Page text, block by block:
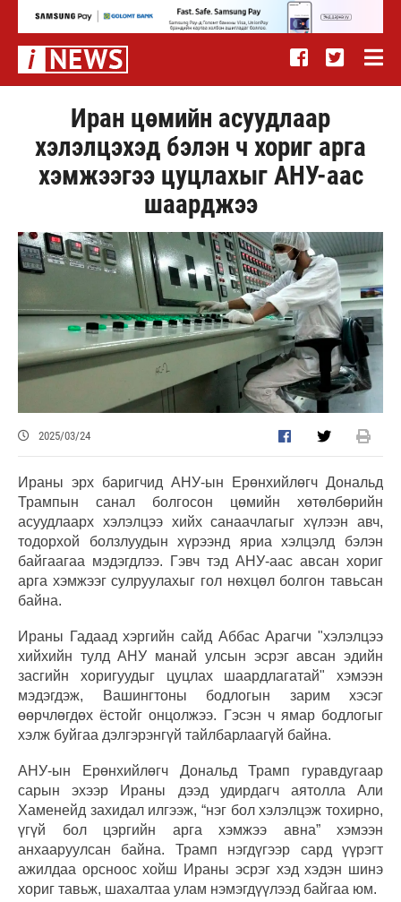
Иран цөмийн асуудлаар
хэлэлцэхэд бэлэн ч хориг арга
хэмжээгээ цуцлахыг АНУ-аас
шаарджээ
2025/03/24
Ираны эрх баригчид АНУ-ын Ерөнхийлөгч Дональд
Трампын санал болгосон цөмийн хөтөлбөрийн
асуудлаарх хэлэлцээ хийх санаачлагыг хүлээн авч,
тодорхой болзлуудын хүрээнд яриа хэлцэлд бэлэн
байгаагаа мэдэгдлээ. Гэвч тэд АНУ-аас авсан хориг
арга хэмжээг сулруулахыг гол нөхцөл болгон тавьсан
байна.
Ираны Гадаад хэргийн сайд Аббас Арагчи "хэлэлцээ
хийхийн тулд АНУ манай улсын эсрэг авсан эдийн
засгийн хоригуудыг цуцлах шаардлагатай" хэмээн
мэдэгдэж, Вашингтоны бодлогын зарим хэсэг
өөрчлөгдөх ёстойг онцолжээ. Гэсэн ч ямар бодлогыг
хэлж буйгаа дэлгэрэнгүй тайлбарлаагүй байна.
АНУ-ын Ерөнхийлөгч Дональд Трамп гуравдугаар
сарын эхээр Ираны дээд удирдагч аятолла Али
Хаменейд захидал илгээж, “нэг бол хэлэлцэж тохирно,
үгүй бол цэргийн арга хэмжээ авна” хэмээн
анхааруулсан байна. Трамп нэгдүгээр сард үүрэгт
ажилдаа орсноос хойш Ираны эсрэг хэд хэдэн шинэ
хориг тавьж, шахалтаа улам нэмэгдүүлээд байгаа юм.